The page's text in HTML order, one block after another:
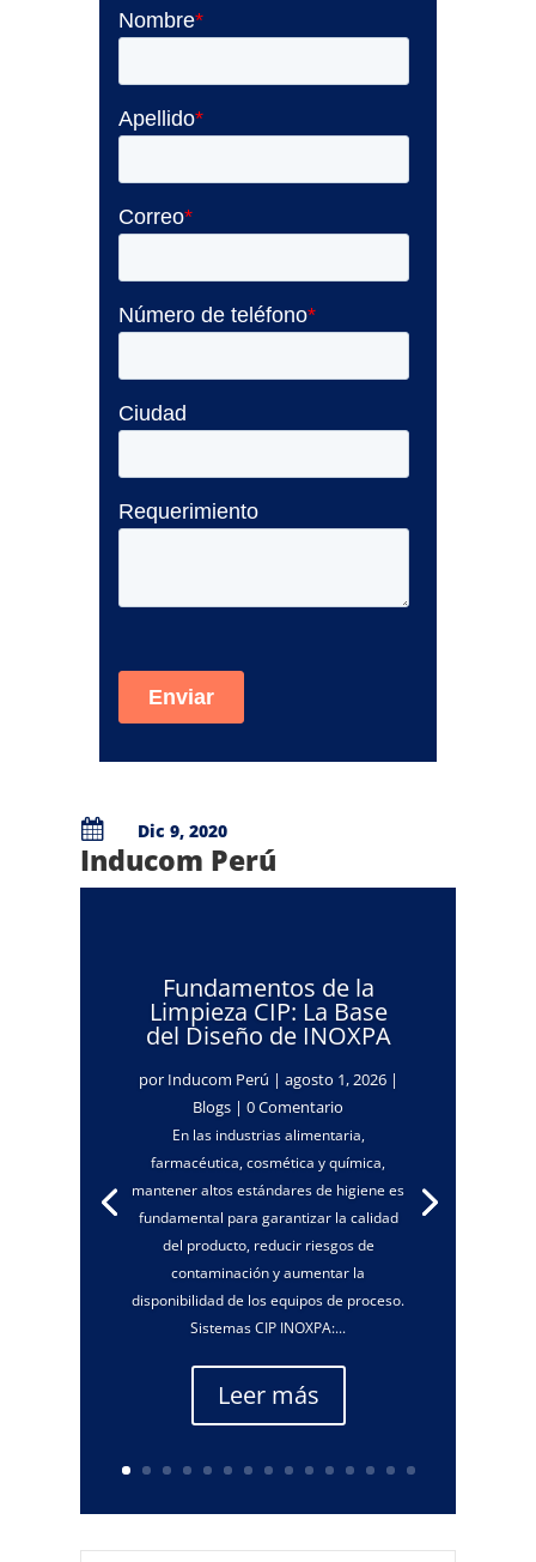
 Dic 9, 2020
Inducom Perú
Fundamentos de la
Limpieza CIP: La Base
del Diseño de INOXPA
por Inducom Perú | agosto 1, 2026|
Blogs | 0 Comentario
En las industrias alimentaria,
farmacéutica, cosmética y química,
mantener altos estándares de higiene es
fundamental para garantizar la calidad
del producto, reducir riesgos de
contaminación y aumentar la
disponibilidad de los equipos de proceso.
Sistemas CIP INOXPA:...
Leer más